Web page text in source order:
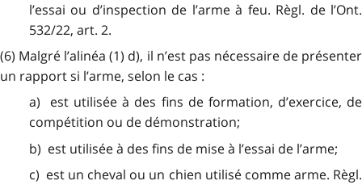
l’essai ou d’inspection de l’arme à feu. Règl. de l’Ont.
532/22, art. 2.
(6) Malgré l’alinéa (1) d), il n’est pas nécessaire de présenter
un rapport si l’arme, selon le cas :
a) est utilisée à des fins de formation, d’exercice, de
compétition ou de démonstration;
b) est utilisée à des fins de mise à l’essai de l’arme;
c) est un cheval ou un chien utilisé comme arme. Règl.